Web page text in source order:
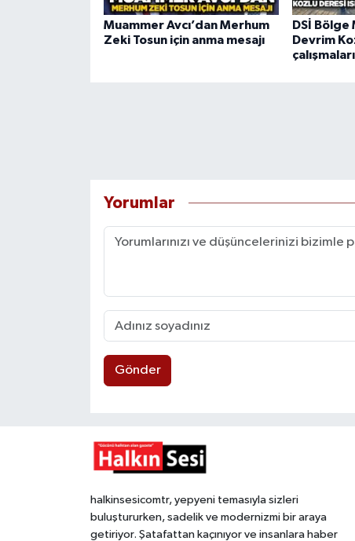
Muammer Avcı’dan Merhum
Zeki Tosun için anma mesajı
DSİ Bölge
Devrim
Yorumlar
Gönder
halkinsesicomtr, yepyeni temasıyla sizleri
buluştururken, sadelik ve modernizmi bir araya
getiriyor. Şatafattan kaçınıyor ve insanlara haber